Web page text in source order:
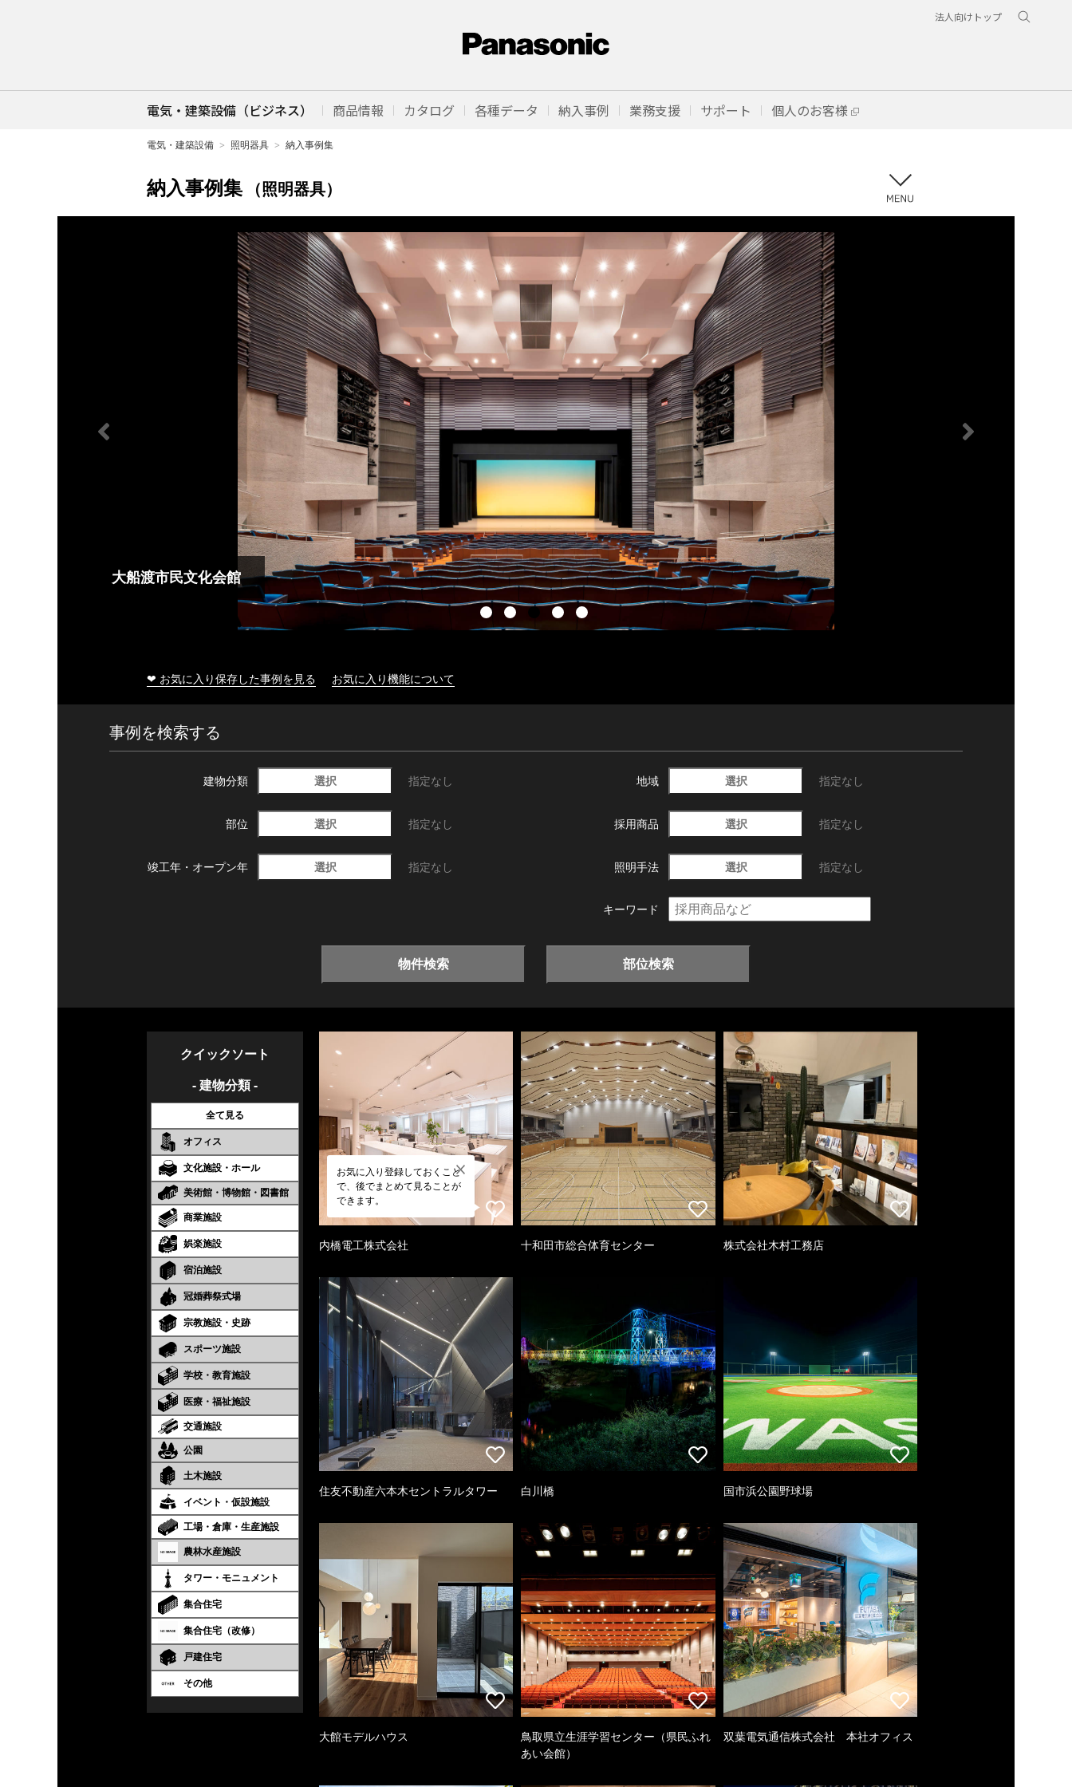
法人向けトップ
電気・建築設備（ビジネス） 商品情報 カタログ 各種データ 納入事例 業務支援 サポート 個人のお客様
電気・建築設備 照明器具 納入事例集
納入事例集 （照明器具）
大船渡市民文化会館
❤ お気に入り保存した事例を見る お気に入り機能について
事例を検索する
建物分類 選択 指定なし 地域 選択 指定なし
部位 選択 指定なし 採用商品 選択 指定なし
竣工年・ オープン年 選択 指定なし 照明手法 選択 指定なし
キーワード
物件検索 部位検索
クイックソート
- 建物分類 -
全て見る
オフィス
文化施設・ホール
美術館・博物館・図書館
商業施設
娯楽施設
宿泊施設
冠婚葬祭式場
宗教施設・史跡
スポーツ施設
学校・教育施設
医療・福祉施設
交通施設
公園
土木施設
イベント・仮設施設
工場・倉庫・生産施設
農林水産施設
タワー・モニュメント
集合住宅
集合住宅（改修）
戸建住宅
その他
お気に入り登録しておくこと
で、後でまとめて見ることが
できます。
内橋電工株式会社 十和田市総合体育センター 株式会社木村工務店
住友不動産六本木セントラルタワー 白川橋 国市浜公園野球場
大館モデルハウス
鳥取県立生涯学習センター（県民ふれ
あい会館）
双葉電気通信株式会社 本社オフィス